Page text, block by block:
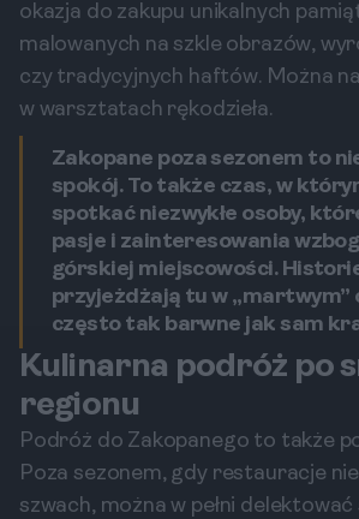
okazja do zakupu unikalnych
malowanych na szkle obrazów,
czy tradycyjnych haftów. Można
w warsztatach rękodzieła.
Zakopane poza sezonem to
spokój. To także czas, w
spotkać niezwykłe osoby,
pasje i zainteresowania
górskiej miejscowości.
przyjeżdżają tu w „martwym”
często tak barwne jak sam
Kulinarna podróż po
regionu
Podróż do Zakopanego to także
Poza sezonem, gdy restauracje
szwach, można w pełni